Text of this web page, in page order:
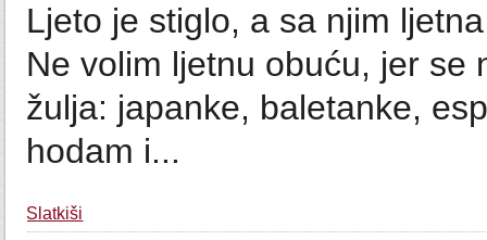
Ljeto je stiglo, a sa njim
Ne volim ljetnu obuću, jer se
žulja: japanke, baletanke,
hodam i...
Slatkiši